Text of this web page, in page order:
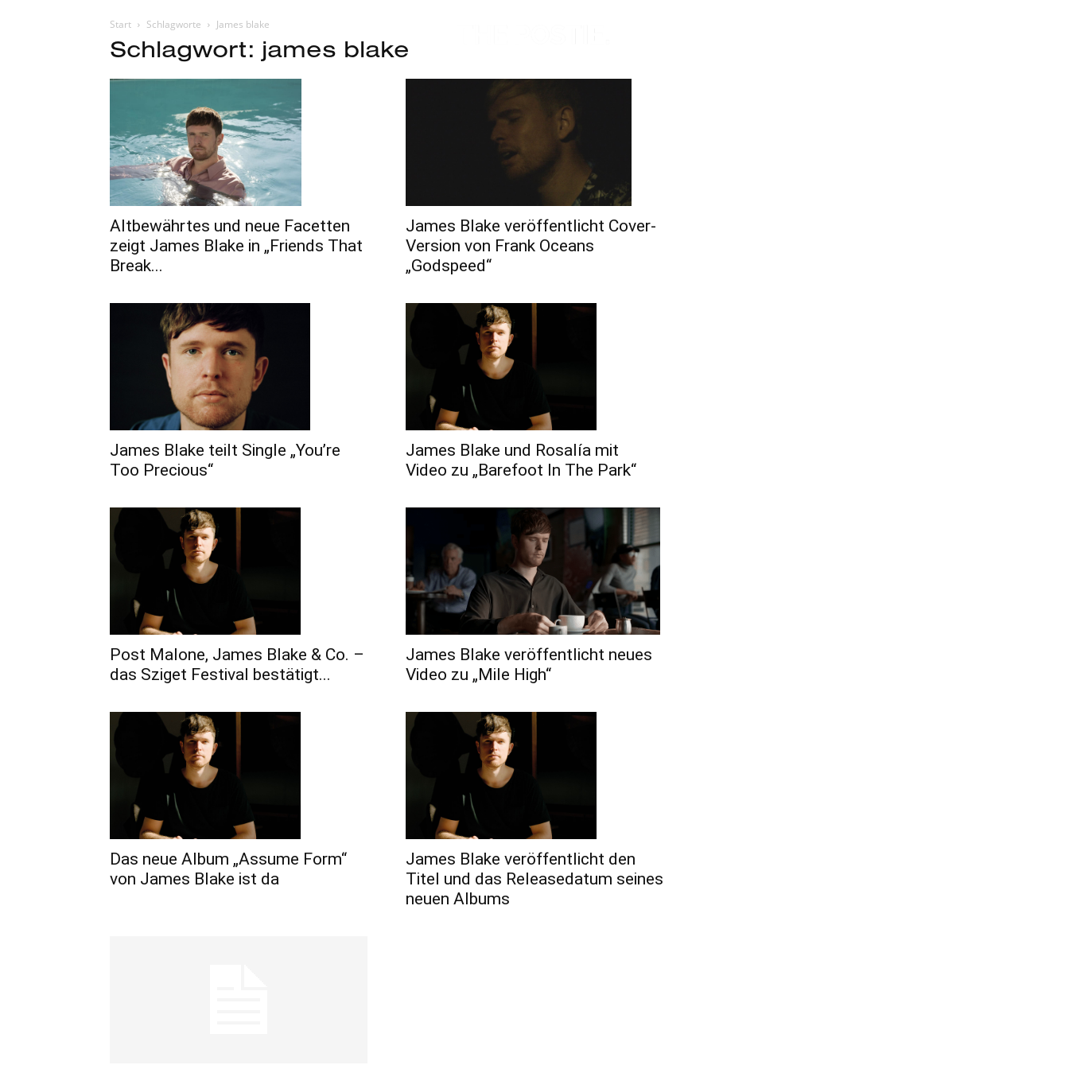
Start Schlagworte James blake
Schlagwort: james blake
Altbewährtes und neue Facetten
zeigt James Blake in „Friends That
Break...
James Blake veröffentlicht Cover-
Version von Frank Oceans
„Godspeed“
James Blake teilt Single „You’re
Too Precious“
James Blake und Rosalía mit
Video zu „Barefoot In The Park“
Post Malone, James Blake & Co. –
das Sziget Festival bestätigt...
James Blake veröffentlicht neues
Video zu „Mile High“
Das neue Album „Assume Form“
von James Blake ist da
James Blake veröffentlicht den
Titel und das Releasedatum seines
neuen Albums